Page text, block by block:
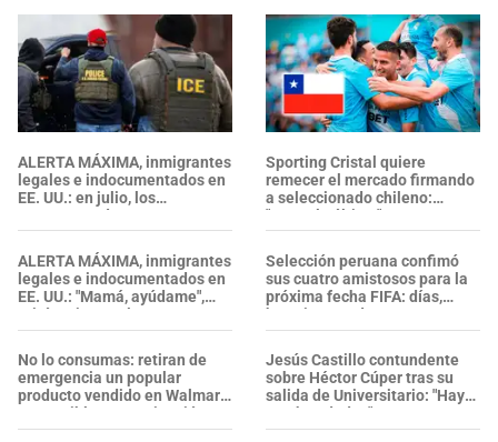
ALERTA MÁXIMA, inmigrantes
legales e indocumentados en
EE. UU.: en julio, los
ARRESTOS de ICE se
intensificaron y alcanzaron su
nivel más alto
ALERTA MÁXIMA, inmigrantes
legales e indocumentados en
EE. UU.: "Mamá, ayúdame",
gritó un joven al ser
DETENIDO por ICE en
Glendale
No lo consumas: retiran de
emergencia un popular
producto vendido en Walmart
por posible contaminación
con salmonela
Sporting Cristal quiere
remecer el mercado firmando
a seleccionado chileno:
"Hasta lo último"
Selección peruana confimó
sus cuatro amistosos para la
próxima fecha FIFA: días,
horarios y sedes
Jesús Castillo contundente
sobre Héctor Cúper tras su
salida de Universitario: "Hay
muchas dudas"